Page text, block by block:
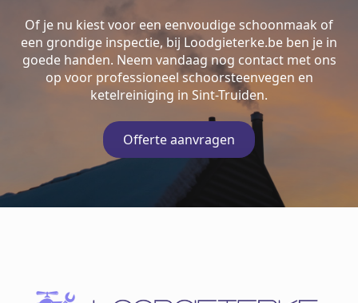
Of je nu kiest voor een eenvoudige schoonmaak of
een grondige inspectie, bij Loodgieterke.be ben je in
goede handen. Neem vandaag nog contact met ons
op voor professioneel schoorsteenvegen en
ketelreiniging in Sint-Truiden.
Offerte aanvragen